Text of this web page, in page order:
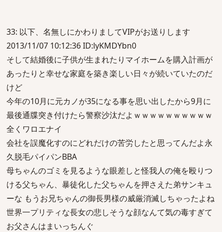
33: 以下、名無しにかわりましてVIPがお送りします
2013/11/07 10:12:36 ID:lyKMDYbn0
そして結婚後に子供が生まれたりマイホームを購入計画が
あったりと幸せな家庭を築き楽しい日々が続いていたのだ
けど
今年の10月に元カノが35になる事を思い出したから9月に
最後通牒突き付けたら警察沙汰だよｗｗｗｗｗｗｗｗｗｗ
全くワロエナイ
会社を誤魔化すのにどれだけの苦労したと思ってんだよ永
久脱毛パイパンBBA
母ちゃんのゴミを見るような眼差しと怪我人の俺を殴りつ
ける父ちゃん、暴徒化した父ちゃんを押さえた弟サンキュ
ーな もうお兄ちゃんの御長男様の威厳消滅しちゃったよね
世界一プリティな長女の悲しそうな顔なんて気の毒すぎて
お父さんはまいっちんぐ